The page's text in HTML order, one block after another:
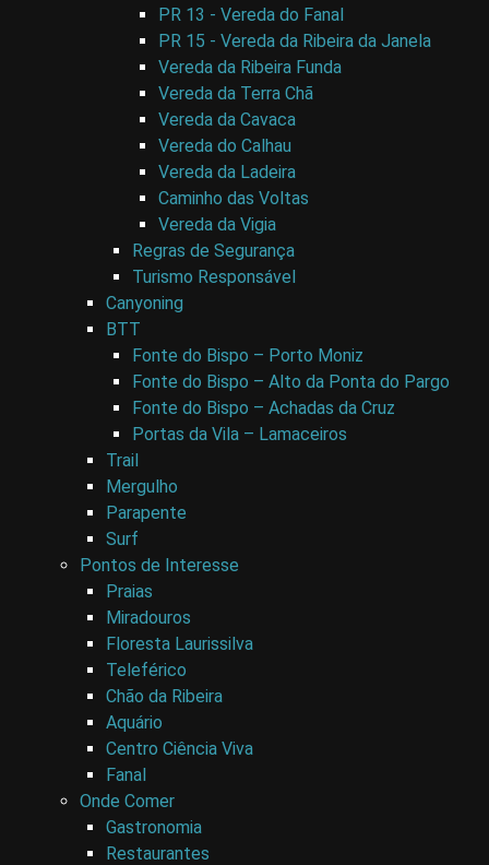
PR 13 - Vereda do Fanal
PR 15 - Vereda da Ribeira da Janela
Vereda da Ribeira Funda
Vereda da Terra Chã
Vereda da Cavaca
Vereda do Calhau
Vereda da Ladeira
Caminho das Voltas
Vereda da Vigia
Regras de Segurança
Turismo Responsável
Canyoning
BTT
Fonte do Bispo – Porto Moniz
Fonte do Bispo – Alto da Ponta do Pargo
Fonte do Bispo – Achadas da Cruz
Portas da Vila – Lamaceiros
Trail
Mergulho
Parapente
Surf
Pontos de Interesse
Praias
Miradouros
Floresta Laurissilva
Teleférico
Chão da Ribeira
Aquário
Centro Ciência Viva
Fanal
Onde Comer
Gastronomia
Restaurantes